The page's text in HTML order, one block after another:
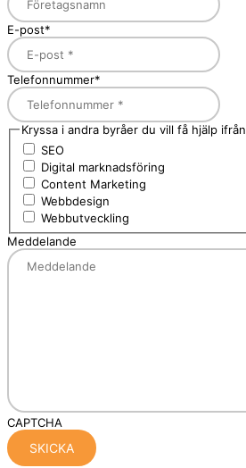
E-post*
Telefonnummer*
Kryssa i andra byråer du vill få hjälp ifrån
SEO
Digital marknadsföring
Content Marketing
Webbdesign
Webbutveckling
Meddelande
CAPTCHA